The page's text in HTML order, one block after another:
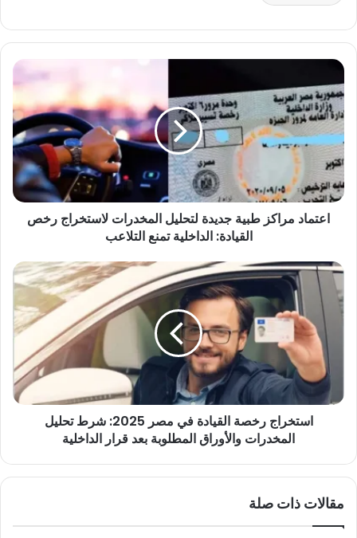
اعتماد
مراكز
طبية
جديدة
لتحليل
المخدرات
لاستخراج
رخص
القيادة:
الداخلية
اعتماد مراكز طبية جديدة لتحليل المخدرات لاستخراج رخص
القيادة: الداخلية تمنع التلاعب
استخراج
رخصة
القيادة
مصر
شرط
المخدرات
والأوراق
استخراج رخصة القيادة في مصر 2025: شرط تحليل
المخدرات والأوراق المطلوبة بعد قرار الداخلية
مقالات ذات صلة